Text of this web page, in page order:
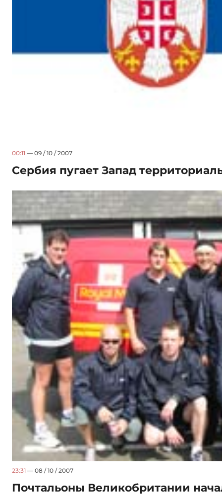
00:11 — 09 / 10 / 2007
Сербия пугает Запад
23:31 — 08 / 10 / 2007
Почтальоны Великобритании